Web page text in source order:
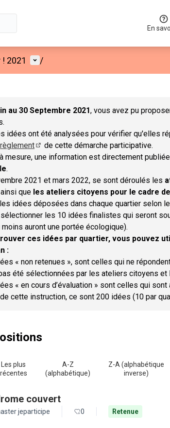
En
2021 Menu utilisateur
/
au 30 Septembre 2021, vous avez pu
idées ont été analysées pour vérifier qu'elles
règlement
(S'ouvre dans un nouvel onglet)
de cette démarche participative.
mesure, une information est directement
.
2021 et mars 2022, se sont déroulés les
ainsi que les ateliers citoyens pour le cadre
idées déposées dans chaque quartier selon
les 10 idées finalistes qui seront
auront une portée écologique).
ces idées par quartier, vous pouvez
:
« non retenues », sont celles qui ne
pas été sélectionnées par les ateliers citoyens et
« en cours d’évaluation » sont celles qui
cette instruction, ce sont 200 idées (10 par
Les plus
récentes
A-Z
(alphabétique)
Z-A (alphabétique
inverse)
couvert
jeparticipe 0 Retenue